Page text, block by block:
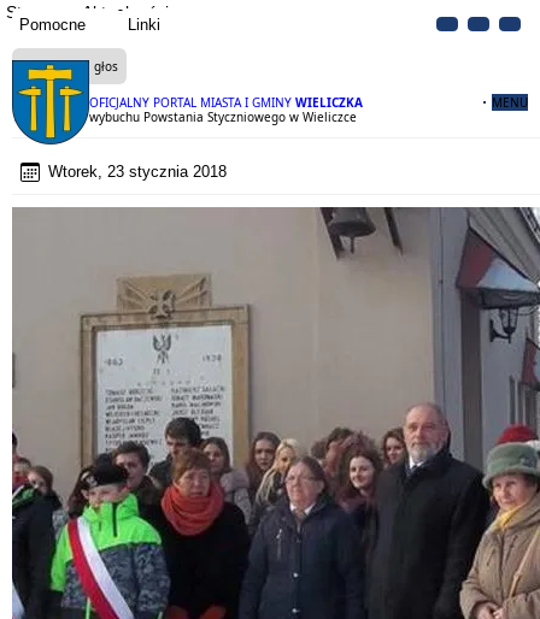
Pomocne Linki
OFICJALNY PORTAL MIASTA I GMINY WIELICZKA MENU
Strona Aktualności
Czytaj na głos
155 rocznica wybuchu Powstania Styczniowego w Wieliczce
Wtorek, 23 stycznia 2018